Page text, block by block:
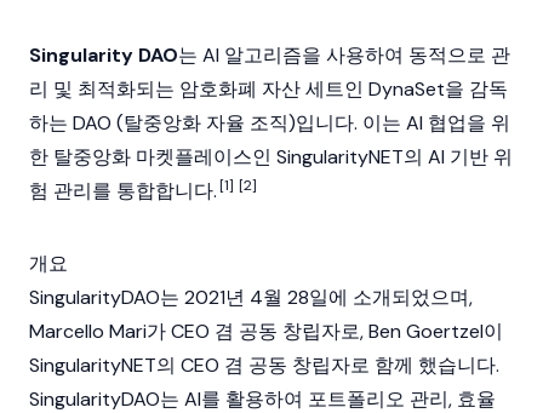
Singularity DAO는 AI 알고리즘을 사용하여 동적으로 관
리 및 최적화되는 암호화폐 자산 세트인 DynaSet을 감독
하는 DAO (탈중앙화 자율 조직)입니다. 이는 AI 협업을 위
한 탈중앙화 마켓플레이스인 SingularityNET의 AI 기반 위
험 관리를 통합합니다.[1] [2]
개요
SingularityDAO는 2021년 4월 28일에 소개되었으며,
Marcello Mari가 CEO 겸 공동 창립자로,Ben Goertzel이
SingularityNET의 CEO 겸 공동 창립자로 함께 했습니다.
SingularityDAO는 AI를 활용하여 포트폴리오 관리, 효율